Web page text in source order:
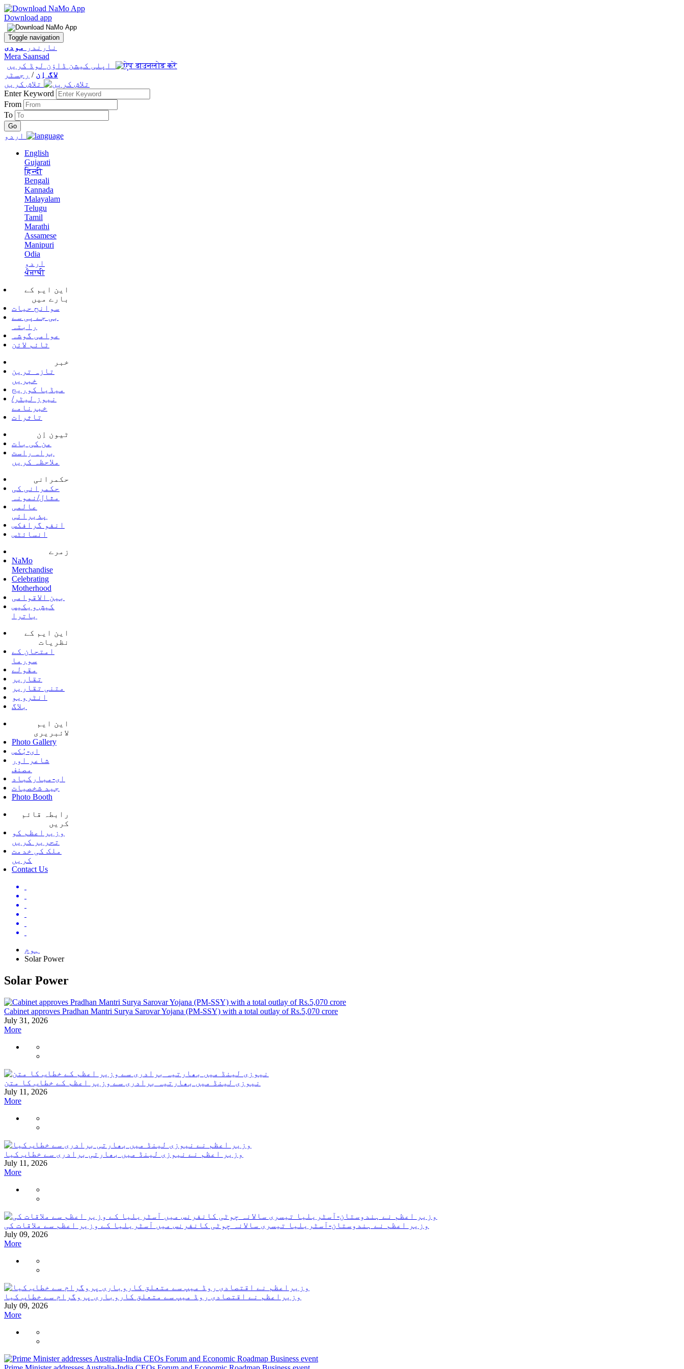
Download app
Toggle navigation
نارندر
مودی
Mera Saansad
اپلی کیشن ڈاؤن لوڈ کریں
لاگ اِن / رجسٹر
Enter Keyword
From
To
English
Gujarati
हिन्दी
Bengali
Kannada
Malayalam
Telugu
Tamil
Marathi
Assamese
Manipuri
Odia
اردو
ਪੰਜਾਬੀ
این ایم کے
بارے میں
سوانح حیات
بی جے پی سے
رابتہ
عوامی گوشہ
ٹائم لائن
خبر
تازہ ترین
خبریں
میڈیا کوریج
نیوز لیٹر/
خبرنامے
تاثرات
ٹیون اِن
من کی بات
براہ راست
ملاحظہ کریں
حکمرانی
حکمرانی کی
مثال/نمونہ
عالمی
پذیرائی
انفو گرافکس
انسائٹس
زمرے
NaMo
Merchandise
Celebrating
Motherhood
بین الاقوامی
کیش ویکیس
یاترا
این ایم کے
نظریات
امتحان کے
سورما
مقولے
تقاریر
متنی تقاریر
انٹرویو
بلاگ
این ایم
لائبریری
Photo Gallery
ای-بُکس
شاعر اور
مصنف
ای-مبارکباد
جید شخصیات
Photo Booth
رابطہ قائم
کریں
وزیراعظم کو
تحریر کریں
ملک کی خدمت
کریں
Contact Us
ہوم
Solar Power
Solar Power
Cabinet approves Pradhan Mantri Surya Sarovar Yojana (PM-SSY) with a total outlay of Rs.5,070 crore
July 31, 2026
More
نیوزی لینڈ میں بھارتیہ برادری سے وزیر اعظم کے خطاب کا متن
July 11, 2026
More
وزیر اعظم نے نیوزی لینڈ میں بھارتی برادری سے خطاب کیا
July 11, 2026
More
وزیر اعظم نے ہندوستان-آسٹریلیا تیسری سالانہ چوٹی کانفرنس میں آسٹریلیا کے وزیر اعظم سے ملاقات کی
July 09, 2026
More
وزیراعظم نے اقتصادی روڈ میپ سے متعلق کاروباری پروگرام سے خطاب کیا
July 09, 2026
More